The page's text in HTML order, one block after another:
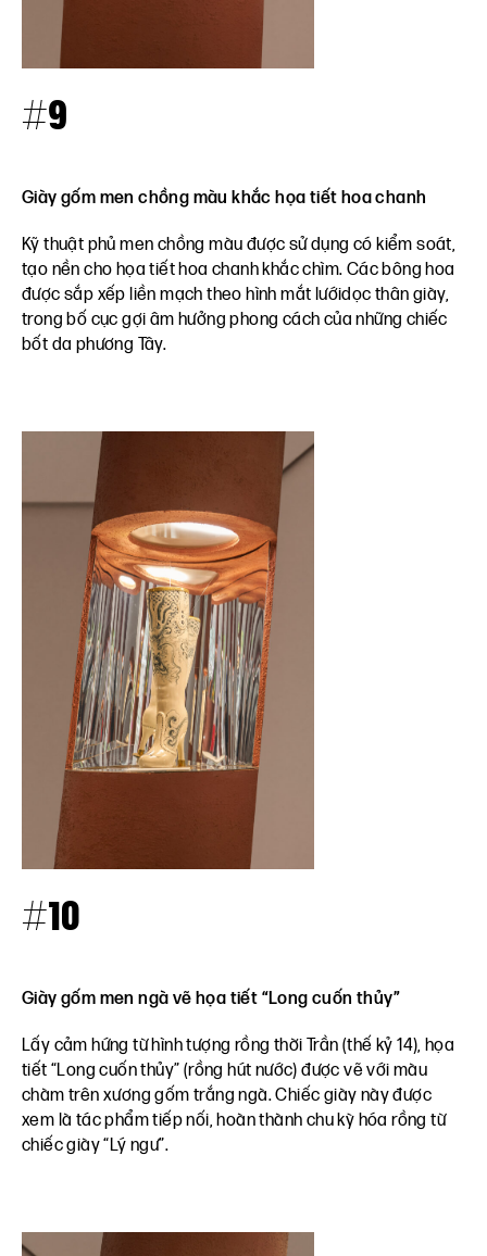
#9
Giày gốm men chồng màu khắc họa tiết hoa chanh
Kỹ thuật phủ men chồng màu được sử dụng có kiểm soát,
tạo nền cho họa tiết hoa chanh khắc chìm. Các bông hoa
được sắp xếp liền mạch theo hình mắt lướidọc thân giày,
trong bố cục gợi âm hưởng phong cách của những chiếc
bốt da phương Tây.
#10
Giày gốm men ngà vẽ họa tiết “Long cuốn thủy”
Lấy cảm hứng từ hình tượng rồng thời Trần (thế kỷ 14), họa
tiết “Long cuốn thủy” (rồng hút nước) được vẽ với màu
chàm trên xương gốm trắng ngà. Chiếc giày này được
xem là tác phẩm tiếp nối, hoàn thành chu kỳ hóa rồng từ
chiếc giày “Lý ngư”.